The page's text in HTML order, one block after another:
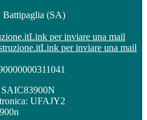
Battipaglia (SA)
Link per inviare una mail
Link per inviare una mail
UFAJY2